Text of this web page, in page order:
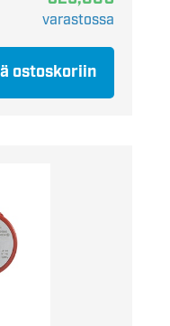
varastossa
ostoskoriin